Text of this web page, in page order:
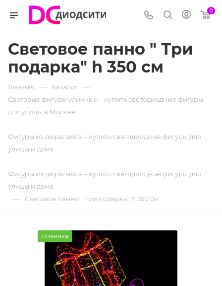
0
Световое панно " Три
подарка" h 350 см
Главная — Каталог —
Световые фигуры уличные – купить светодиодные фигуры
для улицы в Москве
—
Фигуры из дюралайта – купить светодиодные фигуры для
улицы и дома
—
Фигуры из дюралайта – купить светодиодные фигуры для
улицы и дома
— Световое панно " Три подарка" h 350 см
Новинка